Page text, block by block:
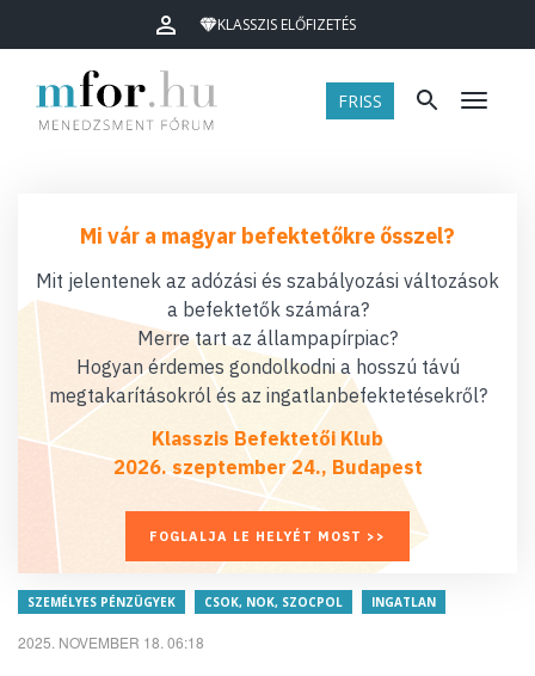
KLASSZIS ELŐFIZETÉS
FRISS Menü
Mi vár a magyar befektetőkre ősszel?
Mit jelentenek az adózási és szabályozási változások
a befektetők számára?
Merre tart az állampapírpiac?
Hogyan érdemes gondolkodni a hosszú távú
megtakarításokról és az ingatlanbefektetésekről?
Klasszis Befektetői Klub
2026. szeptember 24., Budapest
FOGLALJA LE HELYÉT MOST >>
SZEMÉLYES PÉNZÜGYEK CSOK, NOK, SZOCPOL INGATLAN
2025. NOVEMBER 18. 06:18